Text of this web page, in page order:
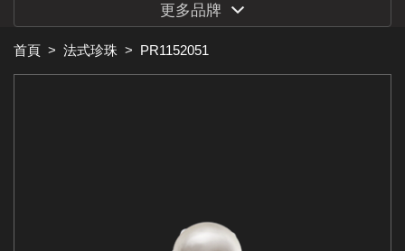
更多品牌
首頁 > 法式珍珠 > PR1152051